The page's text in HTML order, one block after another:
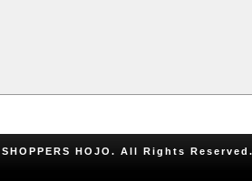
HOJO. All Rights